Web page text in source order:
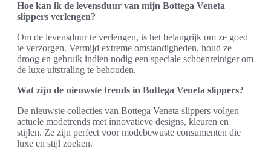
Hoe kan ik de levensduur van mijn Bottega Veneta
slippers verlengen?
Om de levensduur te verlengen, is het belangrijk om ze goed
te verzorgen. Vermijd extreme omstandigheden, houd ze
droog en gebruik indien nodig een speciale schoenreiniger om
de luxe uitstraling te behouden.
Wat zijn de nieuwste trends in Bottega Veneta slippers?
De nieuwste collecties van Bottega Veneta slippers volgen
actuele modetrends met innovatieve designs, kleuren en
stijlen. Ze zijn perfect voor modebewuste consumenten die
luxe en stijl zoeken.